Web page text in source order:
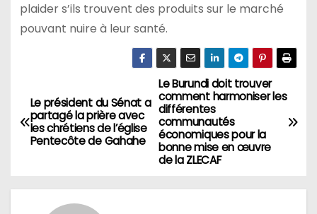
plaider s’ils trouvent des produits sur le marché
pouvant nuire à leur santé.
Navigation
de
l’article
Le Burundi doit trouver
comment harmoniser les
différentes
communautés
économiques pour la
bonne mise en œuvre
de la ZLECAF
Le président du Sénat a
partagé la prière avec
les chrétiens de l’église
Pentecôte de Gahahe